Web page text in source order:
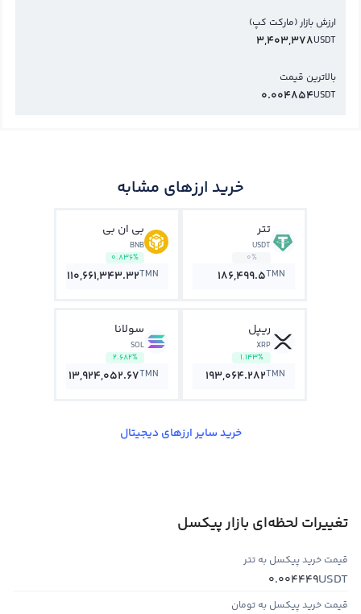
ارزش بازار (مارکت کپ)
USDT
3,403,378
بالاترین قیمت
USDT
0.004854
خرید ارزهای مشابه
تتر
USDT
0%
186,499.5TMN
بی ان بی
BNB
0.836%
110,661,343.32TMN
ریپل
XRP
1.143%
193,064.282TMN
سولانا
SOL
2.682%
13,924,052.67TMN
خرید سایر ارزهای دیجیتال
تغییرات لحظه‌ای بازار پیکسل
قیمت خرید پیکسل به تتر
USDT
0.004449
قیمت خرید پیکسل به تومان